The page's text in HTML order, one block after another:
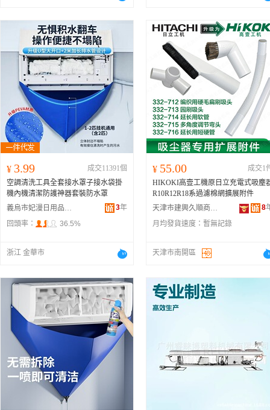
¥ 3.99
成交11391個
空調清洗工具全套接水罩子接水袋掛
機內機清潔防護神器套裝防水罩
義烏市妃漫日用品有限公司
3年
回頭率：
36.5%
浙江 金華市
¥ 55.00
成交1
HIKOKI高壹工機原日立充電式吸塵
R10R12R18系過濾棉網擴展附件
天津市建興久順商貿有限公司
8
月均發貨速度： 暫無記錄
天津市南開區